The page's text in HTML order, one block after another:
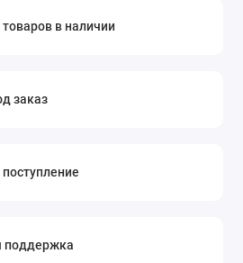
в наличии
заказ
поддержка